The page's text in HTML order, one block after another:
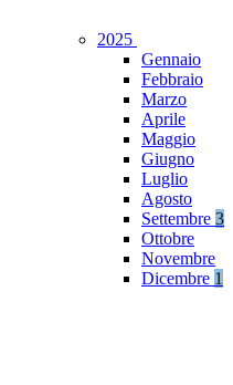
2025
Gennaio
Febbraio
Marzo
Aprile
Maggio
Giugno
Luglio
Agosto
Settembre 3
Ottobre
Novembre
Dicembre 1